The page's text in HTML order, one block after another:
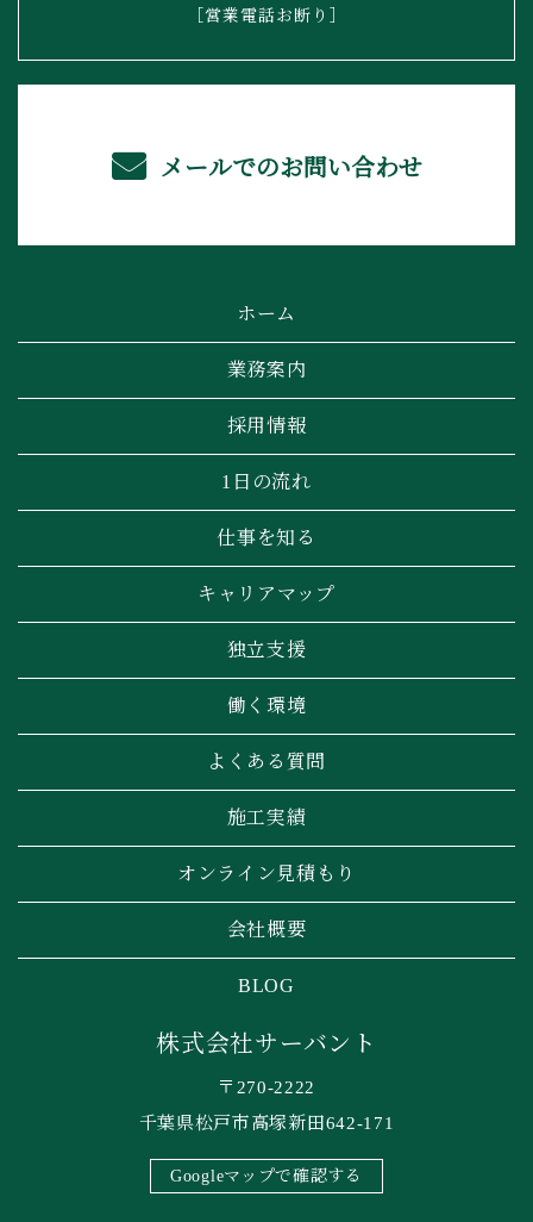
［営業電話お断り］
メールでのお問い合わせ
ホーム
業務案内
採用情報
1日の流れ
仕事を知る
キャリアマップ
独立支援
働く環境
よくある質問
施工実績
オンライン見積もり
会社概要
BLOG
株式会社サーバント
〒270-2222
千葉県松戸市高塚新田642-171
Googleマップで確認する